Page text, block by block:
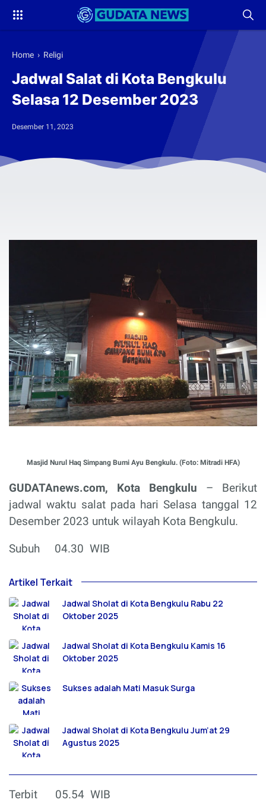
Home › Religi
Jadwal Salat di Kota Bengkulu
Selasa 12 Desember 2023
Desember 11, 2023
Masjid Nurul Haq Simpang Bumi Ayu Bengkulu. (Foto: Mitradi HFA)
GUDATAnews.com, Kota Bengkulu – Berikut
jadwal waktu salat pada hari Selasa tanggal 12
Desember 2023 untuk wilayah Kota Bengkulu.
Subuh 04.30 WIB
Artikel Terkait
Jadwal Sholat di Kota Bengkulu Rabu 22
Oktober 2025
Jadwal Sholat di Kota Bengkulu Kamis 16
Oktober 2025
Sukses adalah Mati Masuk Surga
Jadwal Sholat di Kota Bengkulu Jum’at 29
Agustus 2025
Terbit 05.54 WIB